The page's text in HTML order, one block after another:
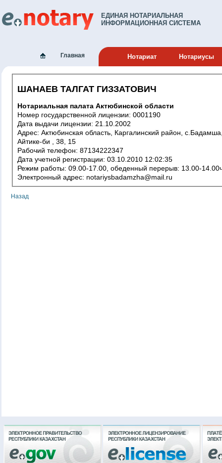
ЕДИНАЯ НОТАРИАЛЬНАЯ
ИНФОРМАЦИОННАЯ СИСТЕМА
Главная Нотариат Нотариусы
ШАНАЕВ ТАЛГАТ ГИЗЗАТОВИЧ
Нотариальная палата Актюбинской области
Номер государственной лицензии: 0001190
Дата выдачи лицензии: 21.10.2002
Адрес: Актюбинская область, Каргалинский район, с.Бадамша,
Айтике-би , 38, 15
Рабочий телефон: 87134222347
Дата учетной регистрации: 03.10.2010 12:02:35
Режим работы: 09.00-17.00, обеденный перерыв: 13.00-
Электронный адрес: notariysbadamzha@mail.ru
Назад